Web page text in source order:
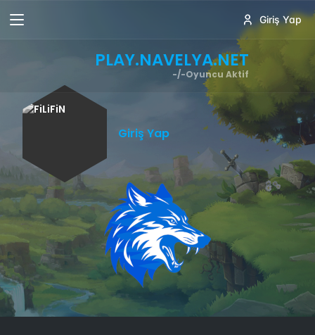
Giriş Yap
PLAY.NAVELYA.NET
-/-Oyuncu Aktif
Giriş Yap